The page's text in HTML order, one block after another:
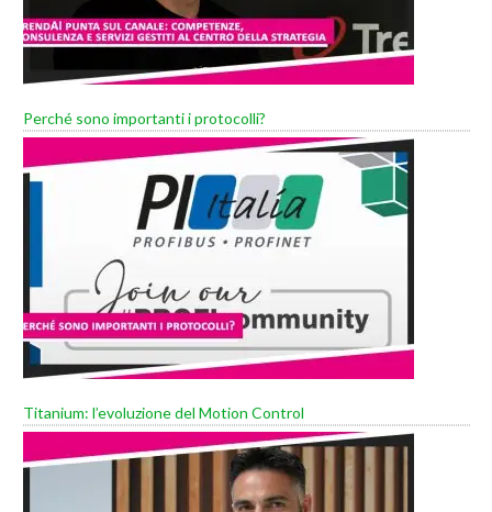
Perché sono importanti i protocolli?
Titanium: l’evoluzione del Motion Control